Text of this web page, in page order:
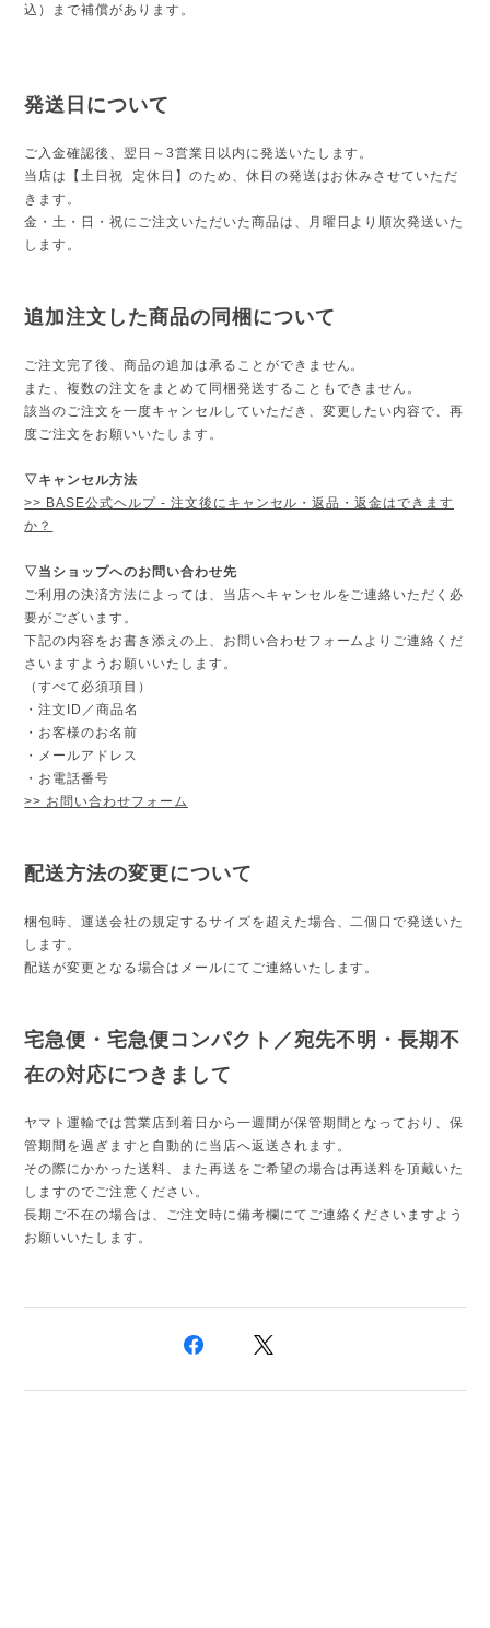
込）まで補償があります。
発送日について
ご入金確認後、翌日～3営業日以内に発送いたします。
当店は【土日祝 定休日】のため、休日の発送はお休みさせていただ
きます。
金・土・日・祝にご注文いただいた商品は、月曜日より順次発送いた
します。
追加注文した商品の同梱について
ご注文完了後、商品の追加は承ることができません。
また、複数の注文をまとめて同梱発送することもできません。
該当のご注文を一度キャンセルしていただき、変更したい内容で、再
度ご注文をお願いいたします。
▽キャンセル方法
>> BASE公式ヘルプ - 注文後にキャンセル・返品・返金はできます
か？
▽当ショップへのお問い合わせ先
ご利用の決済方法によっては、当店へキャンセルをご連絡いただく必
要がございます。
下記の内容をお書き添えの上、お問い合わせフォームよりご連絡くだ
さいますようお願いいたします。
（すべて必須項目）
・注文ID／商品名
・お客様のお名前
・メールアドレス
・お電話番号
>> お問い合わせフォーム
配送方法の変更について
梱包時、運送会社の規定するサイズを超えた場合、二個口で発送いた
します。
配送が変更となる場合はメールにてご連絡いたします。
宅急便・宅急便コンパクト／宛先不明・長期不
在の対応につきまして
ヤマト運輸では営業店到着日から一週間が保管期間となっており、保
管期間を過ぎますと自動的に当店へ返送されます。
その際にかかった送料、また再送をご希望の場合は再送料を頂戴いた
しますのでご注意ください。
長期ご不在の場合は、ご注文時に備考欄にてご連絡くださいますよう
お願いいたします。